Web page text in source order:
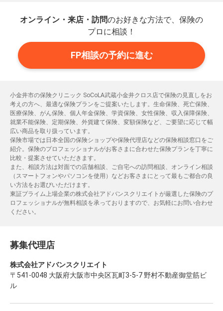
オンライン・来店・訪問のお好きな方法で、保険の
プロに相談！
FP相談の予約に進む
小金井市の保険クリニック SoCoLA武蔵小金井クロス店で保険の見直しをお
考えの方へ、最適な保険プランをご提案いたします。生命保険、死亡保険、
医療保険、がん保険、個人年金保険、学資保険、女性保険、収入保障保険、
就業不能保険、定期保険、外貨建て保険、変額保険など、ご要望に応じて幅
広い商品を取り扱っています。
保険市場では日本全国の保険ショップや保険代理店などの保険相談窓口をご
紹介。保険のプロフェッショナルがお客さまに合わせた保険プランを丁寧に
比較・提案させていただきます。
また、相談方法は対面での店舗相談、ご自宅への訪問相談、オンライン相談
（スマートフォンやパソコンを使用）などお客さまにとって最もご都合の良
い方法をお選びいただけます。
東証プライム上場企業の株式会社アドバンスクリエイトが厳選した保険のプ
ロフェッショナルが無料相談を承っておりますので、お気軽にお問い合わせ
ください。
募集代理店
株式会社アドバンスクリエイト
〒541-0048 大阪府大阪市中央区瓦町3-5-7 野村不動産御堂筋ビ
ル